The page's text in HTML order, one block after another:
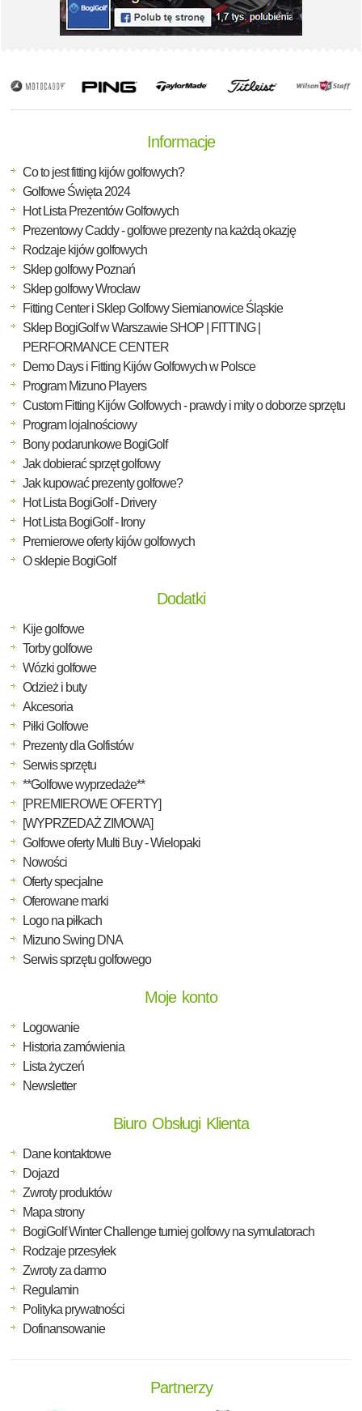
Informacje
Co to jest fitting kijów golfowych?
Golfowe Święta 2024
Hot Lista Prezentów Golfowych
Prezentowy Caddy - golfowe prezenty na każdą okazję
Rodzaje kijów golfowych
Sklep golfowy Poznań
Sklep golfowy Wrocław
Fitting Center i Sklep Golfowy Siemianowice Śląskie
Sklep BogiGolf w Warszawie SHOP | FITTING |
PERFORMANCE CENTER
Demo Days i Fitting Kijów Golfowych w Polsce
Program Mizuno Players
Custom Fitting Kijów Golfowych - prawdy i mity o doborze sprzętu
Program lojalnościowy
Bony podarunkowe BogiGolf
Jak dobierać sprzęt golfowy
Jak kupować prezenty golfowe?
Hot Lista BogiGolf - Drivery
Hot Lista BogiGolf - Irony
Premierowe oferty kijów golfowych
O sklepie BogiGolf
Dodatki
Kije golfowe
Torby golfowe
Wózki golfowe
Odzież i buty
Akcesoria
Piłki Golfowe
Prezenty dla Golfistów
Serwis sprzętu
**Golfowe wyprzedaże**
[PREMIEROWE OFERTY]
[WYPRZEDAŻ ZIMOWA]
Golfowe oferty Multi Buy - Wielopaki
Nowości
Oferty specjalne
Oferowane marki
Logo na piłkach
Mizuno Swing DNA
Serwis sprzętu golfowego
Moje konto
Logowanie
Historia zamówienia
Lista życzeń
Newsletter
Biuro Obsługi Klienta
Dane kontaktowe
Dojazd
Zwroty produktów
Mapa strony
BogiGolf Winter Challenge turniej golfowy na symulatorach
Rodzaje przesyłek
Zwroty za darmo
Regulamin
Polityka prywatności
Dofinansowanie
Partnerzy